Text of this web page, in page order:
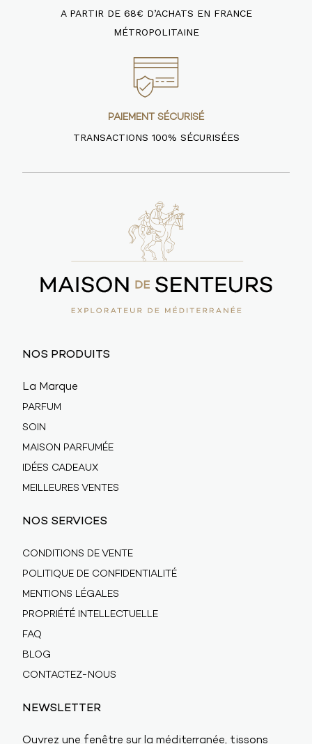
A PARTIR DE 68€ D’ACHATS EN FRANCE
MÉTROPOLITAINE
PAIEMENT SÉCURISÉ
TRANSACTIONS 100% SÉCURISÉES
NOS PRODUITS
La Marque
PARFUM
SOIN
MAISON PARFUMÉE
IDÉES CADEAUX
MEILLEURES VENTES
NOS SERVICES
CONDITIONS DE VENTE
POLITIQUE DE CONFIDENTIALITÉ
MENTIONS LÉGALES
PROPRIÉTÉ INTELLECTUELLE
FAQ
BLOG
CONTACTEZ-NOUS
NEWSLETTER
Ouvrez une fenêtre sur la méditerranée, tissons